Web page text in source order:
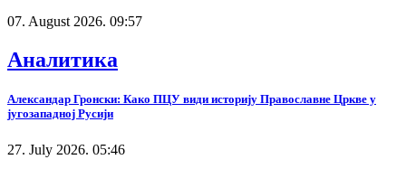
07. August 2026. 09:57
Аналитика
Александар Гронски: Како ПЦУ види историју Православне Цркве у
југозападној Русији
27. July 2026. 05:46